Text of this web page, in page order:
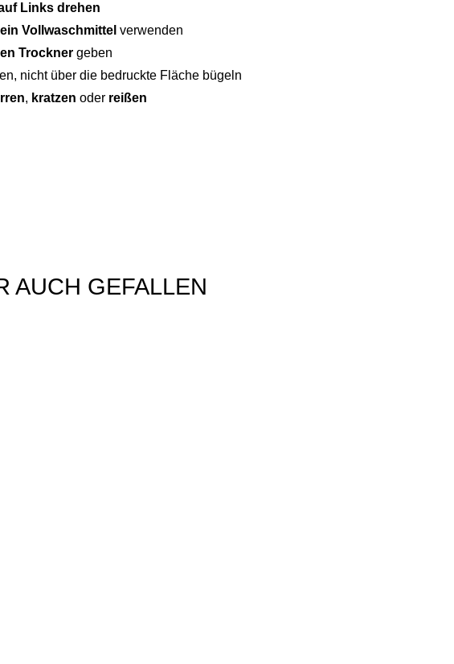
Links drehen
Vollwaschmittel verwenden
Trockner geben
nicht über die bedruckte Fläche bügeln
, kratzen oder reißen
AUCH GEFALLEN